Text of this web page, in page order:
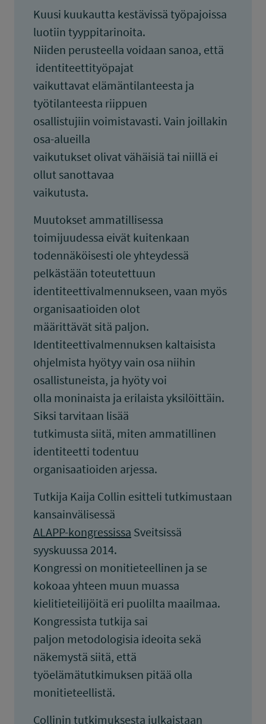
Kuusi kuukautta kestävissä työpajoissa
luotiin tyyppitarinoita.
Niiden perusteella voidaan sanoa, että
identiteettityöpajat
vaikuttavat elämäntilanteesta ja
työtilanteesta riippuen
osallistujiin voimistavasti. Vain joillakin
osa-alueilla
vaikutukset olivat vähäisiä tai niillä ei
ollut sanottavaa
vaikutusta.
Muutokset ammatillisessa
toimijuudessa eivät kuitenkaan
todennäköisesti ole yhteydessä
pelkästään toteutettuun
identiteettivalmennukseen, vaan myös
organisaatioiden olot
määrittävät sitä paljon.
Identiteettivalmennuksen kaltaisista
ohjelmista hyötyy vain osa niihin
osallistuneista, ja hyöty voi
olla moninaista ja erilaista yksilöittäin.
Siksi tarvitaan lisää
tutkimusta siitä, miten ammatillinen
identiteetti todentuu
organisaatioiden arjessa.
Tutkija Kaija Collin esitteli tutkimustaan
kansainvälisessä
ALAPP-kongressissa Sveitsissä
syyskuussa 2014.
Kongressi on monitieteellinen ja se
kokoaa yhteen muun muassa
kielitieteilijöitä eri puolilta maailmaa.
Kongressista tutkija sai
paljon metodologisia ideoita sekä
näkemystä siitä, että
työelämätutkimuksen pitää olla
monitieteellistä.
Collinin tutkimuksesta julkaistaan